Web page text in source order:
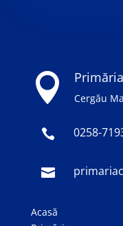
 Cergău
 0258-

Acasă